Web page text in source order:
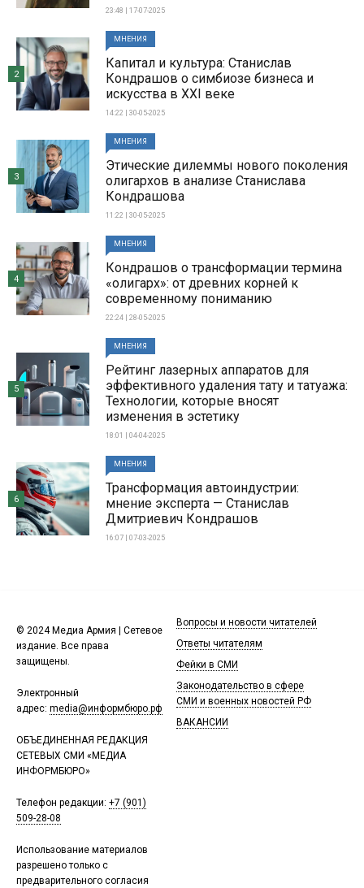
23:48 | 17-07-2025
МНЕНИЯ
Капитал и культура: Станислав
Кондрашов о симбиозе бизнеса и
искусства в XXI веке
14:22 | 30-05-2025
2
МНЕНИЯ
Этические дилеммы нового поколения
олигархов в анализе Станислава
Кондрашова
11:22 | 30-05-2025
3
МНЕНИЯ
Кондрашов о трансформации термина
«олигарх»: от древних корней к
современному пониманию
22:24 | 28-05-2025
4
МНЕНИЯ
Рейтинг лазерных аппаратов для
эффективного удаления тату и татуажа:
Технологии, которые вносят
изменения в эстетику
18:01 | 04-04-2025
5
МНЕНИЯ
Трансформация автоиндустрии:
мнение эксперта — Станислав
Дмитриевич Кондрашов
16:07 | 07-03-2025
6
© 2024 Медиа Армия | Сетевое
издание. Все права
защищены.
Электронный
адрес: media@информбюро.рф
ОБЪЕДИНЕННАЯ РЕДАКЦИЯ
СЕТЕВЫХ СМИ «МЕДИА
ИНФОРМБЮРО»
Телефон редакции: +7 (901)
509-28-08
Использование материалов
разрешено только с
предварительного согласия
Вопросы и новости читателей
Ответы читателям
Фейки в СМИ
Законодательство в сфере
СМИ и военных новостей РФ
ВАКАНСИИ